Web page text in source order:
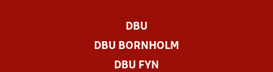
DBU
DBU BORNHOLM
DBU FYN